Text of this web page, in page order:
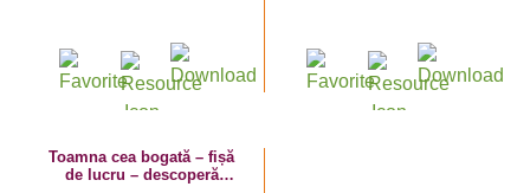
Toamna cea bogată – fișă
de lucru – descoperă